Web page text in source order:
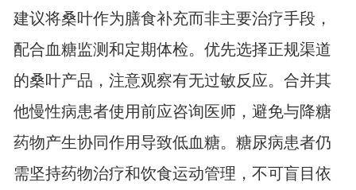
建议将桑叶作为膳食补充而非主要治疗手段，
配合血糖监测和定期体检。优先选择正规渠道
的桑叶产品，注意观察有无过敏反应。合并其
他慢性病患者使用前应咨询医师，避免与降糖
药物产生协同作用导致低血糖。糖尿病患者仍
需坚持药物治疗和饮食运动管理，不可盲目依